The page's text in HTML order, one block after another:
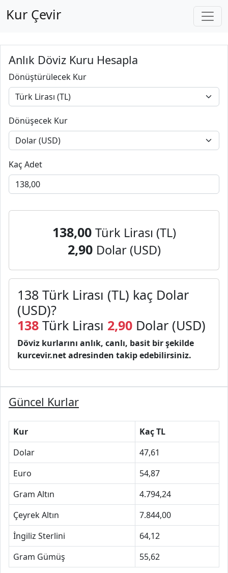
Kur Çevir
Anlık Döviz Kuru Hesapla
Dönüştürülecek Kur
Dönüşecek Kur
Kaç Adet
138,00 Türk Lirası (TL)
2,90 Dolar (USD)
138 Türk Lirası (TL) kaç Dolar
(USD)?
138 Türk Lirası 2,90 Dolar (USD)
Döviz kurlarını anlık, canlı, basit bir şekilde
kurcevir.net adresinden takip edebilirsiniz.
Güncel Kurlar
Kur
Kaç TL
Dolar
47,61
Euro
54,87
Gram Altın
4.794,24
Çeyrek Altın
7.844,00
İngiliz Sterlini
64,12
Gram Gümüş
55,62